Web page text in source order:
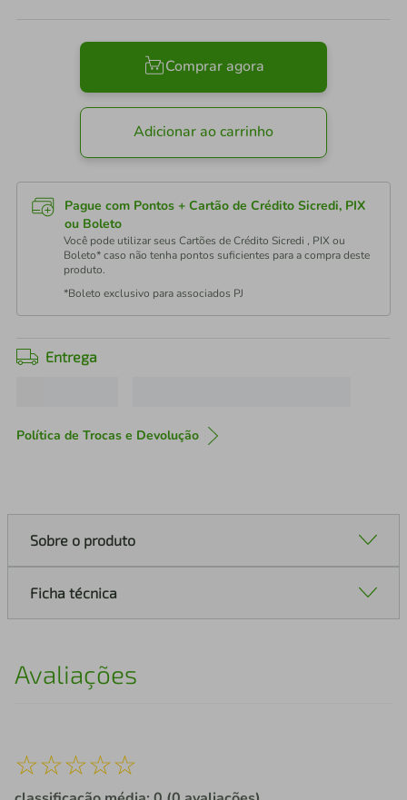
Comprar agora
Adicionar ao carrinho
Pague com Pontos + Cartão de Crédito Sicredi, PIX
ou Boleto
Você pode utilizar seus Cartões de Crédito Sicredi , PIX ou
Boleto* caso não tenha pontos suficientes para a compra deste
produto.
*Boleto exclusivo para associados PJ
Entrega
Política de Trocas e Devolução
Sobre o produto
Ficha técnica
Avaliações
☆☆☆☆☆